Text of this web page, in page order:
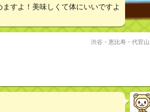
すよ！美味しくて体にいいですよ
渋谷・恵比寿・代官山